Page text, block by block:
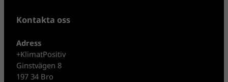
Kontakta oss
Adress
+KlimatPositiv
Ginstvägen 8
197 34 Bro